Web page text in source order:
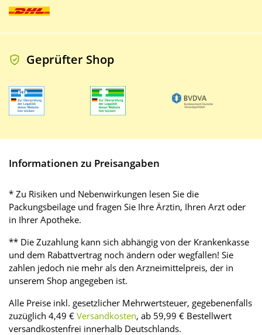
Geprüfter Shop
Informationen zu Preisangaben
* Zu Risiken und Nebenwirkungen lesen Sie die
Packungsbeilage und fragen Sie Ihre Ärztin, Ihren Arzt oder
in Ihrer Apotheke.
** Die Zuzahlung kann sich abhängig von der Krankenkasse
und dem Rabattvertrag noch ändern oder wegfallen! Sie
zahlen jedoch nie mehr als den Arzneimittelpreis, der in
unserem Shop angegeben ist.
Alle Preise inkl. gesetzlicher Mehrwertsteuer, gegebenenfalls
zuzüglich 4,49 € Versandkosten, ab 59,99 € Bestellwert
versandkostenfrei innerhalb Deutschlands.